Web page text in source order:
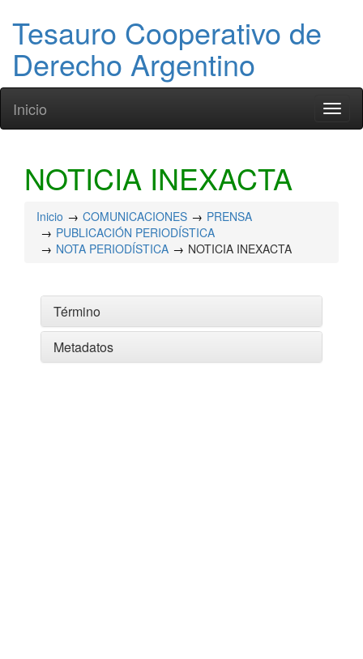
Tesauro Cooperativo de
Derecho Argentino
Inicio
NOTICIA INEXACTA
Inicio COMUNICACIONES
PRENSA
PUBLICACIÓN PERIODÍSTICA
NOTA PERIODÍSTICA
NOTICIA INEXACTA
Término
Metadatos